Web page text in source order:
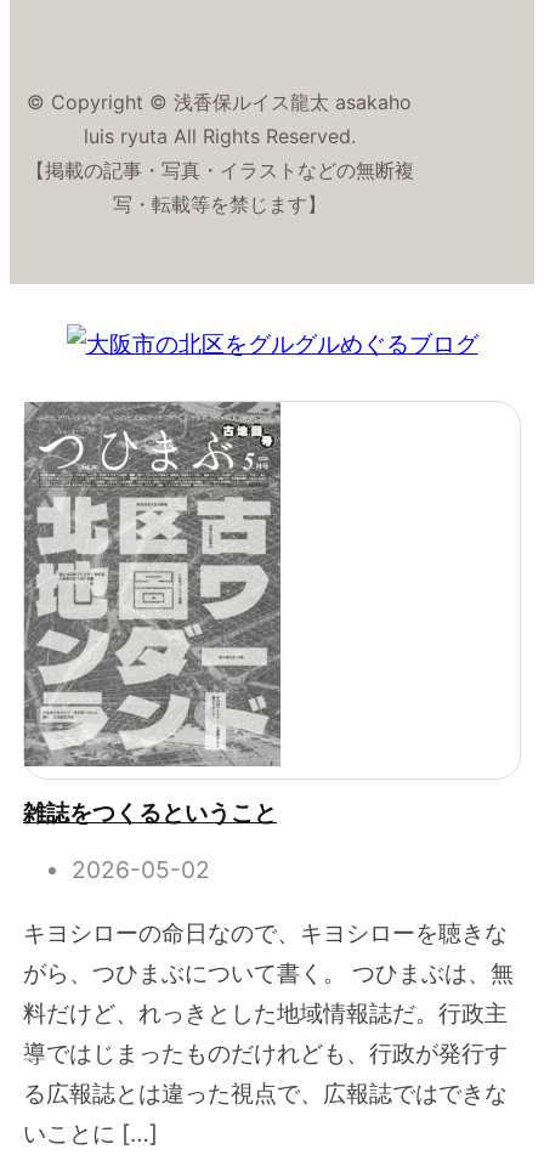
© Copyright © 浅香保ルイス龍太 asakaho
luis ryuta All Rights Reserved.
【掲載の記事・写真・イラストなどの無断複
写・転載等を禁じます】
雑誌をつくるということ
2026-05-02
キヨシローの命日なので、キヨシローを聴きな
がら、つひまぶについて書く。 つひまぶは、無
料だけど、れっきとした地域情報誌だ。行政主
導ではじまったものだけれども、行政が発行す
る広報誌とは違った視点で、広報誌ではできな
いことに […]